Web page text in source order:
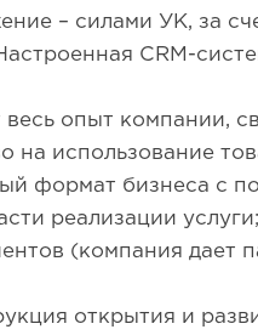
– силами УК, за
CRM-
весь опыт компании,
на использование
формат бизнеса с
реализации услуги;
(компания дает
открытия и